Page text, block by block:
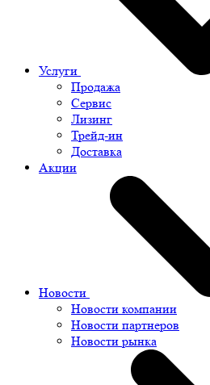
Услуги
Продажа
Сервис
Лизинг
Трейд-ин
Доставка
Акции
Новости
Новости компании
Новости партнеров
Новости рынка